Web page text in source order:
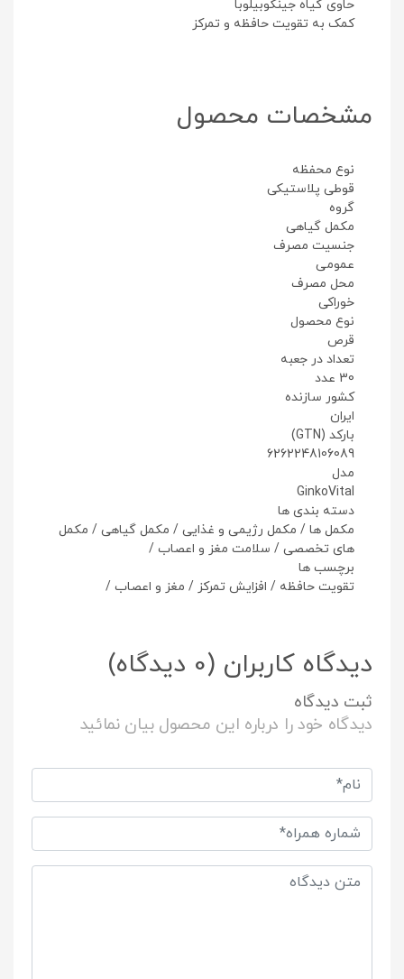
حاوی گیاه جینکوبیلوبا
کمک به تقویت حافظه و تمرکز
مشخصات محصول
نوع محفظه
قوطی پلاستیکی
گروه
مکمل گیاهی
جنسیت مصرف
عمومی
محل مصرف
خوراکی
نوع محصول
قرص
تعداد در جعبه
30 عدد
کشور سازنده
ایران
بارکد (GTN)
6262248106089
مدل
GinkoVital
دسته بندی ها
مکمل ها / مکمل رژیمی و غذایی / مکمل گیاهی / مکمل
های تخصصی / سلامت مغز و اعصاب /
برچسب ها
تقویت حافظه / افزایش تمرکز / مغز و اعصاب /
دیدگاه کاربران (0 دیدگاه)
ثبت دیدگاه
دیدگاه خود را درباره این محصول بیان نمائید